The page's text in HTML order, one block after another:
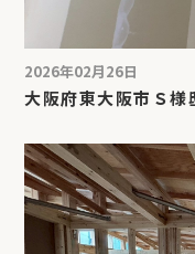
2026年02月26日
大阪府東大阪市Ｓ様